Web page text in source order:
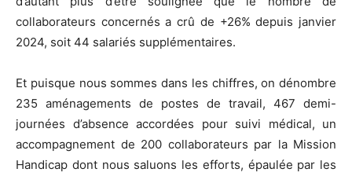
collaborateurs concernés a crû de +26% depuis janvier
2024, soit 44 salariés supplémentaires.
Et puisque nous sommes dans les chiffres, on dénombre
235 aménagements de postes de travail, 467 demi-
journées d’absence accordées pour suivi médical, un
accompagnement de 200 collaborateurs par la Mission
Handicap dont nous saluons les efforts, épaulée par les